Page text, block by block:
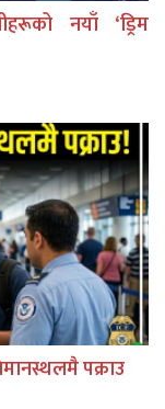
नयाँ ‘ड्रिम
पक्राउ